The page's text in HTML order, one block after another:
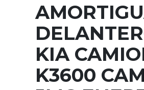
KIA
K3600